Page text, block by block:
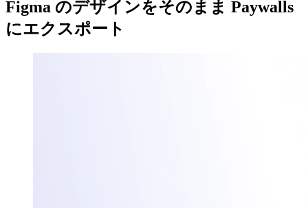
Figma のデザインをそのまま Paywalls
にエクスポート